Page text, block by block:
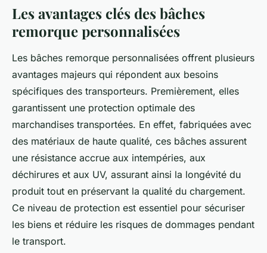
Les avantages clés des bâches
remorque personnalisées
Les bâches remorque personnalisées offrent plusieurs
avantages majeurs qui répondent aux besoins
spécifiques des transporteurs. Premièrement, elles
garantissent une protection optimale des
marchandises transportées. En effet, fabriquées avec
des matériaux de haute qualité, ces bâches assurent
une résistance accrue aux intempéries, aux
déchirures et aux UV, assurant ainsi la longévité du
produit tout en préservant la qualité du chargement.
Ce niveau de protection est essentiel pour sécuriser
les biens et réduire les risques de dommages pendant
le transport.